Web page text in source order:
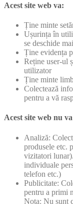
Acest site web va:
Ține minte
Ușurința în
se deschide
Ține evidența
Reține user-ul
utilizator
Ține minte
Colectează
pentru a vă
Acest site web nu
Analiză:
produsele etc.
vizitatori
individuale
telefon etc.)
Publicitate:
pentru a primi
Nota: Nu sunt